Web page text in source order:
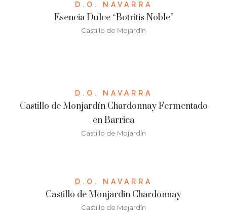
D.O. NAVARRA
Esencia Dulce “Botritis Noble”
Castillo de Mojardín
D.O. NAVARRA
Castillo de Monjardín Chardonnay Fermentado
en Barrica
Castillo de Mojardín
D.O. NAVARRA
Castillo de Monjardin Chardonnay
Castillo de Mojardín